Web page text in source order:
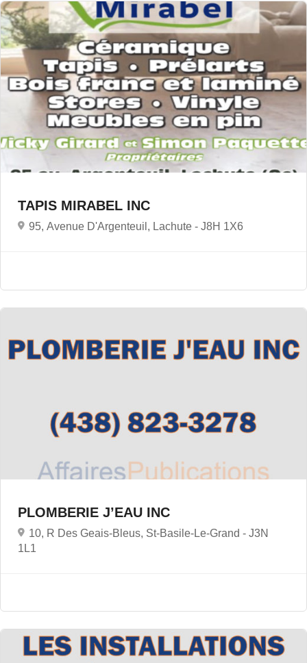
TAPIS MIRABEL INC
95, Avenue D'Argenteuil, Lachute - J8H 1X6
PLOMBERIE J’EAU INC
10, R Des Geais-Bleus, St-Basile-Le-Grand - J3N
1L1